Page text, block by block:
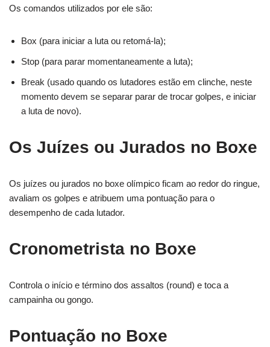
Os comandos utilizados por ele são:
Box (para iniciar a luta ou retomá-la);
Stop (para parar momentaneamente a luta);
Break (usado quando os lutadores estão em clinche, neste
momento devem se separar parar de trocar golpes, e iniciar
a luta de novo).
Os Juízes ou Jurados no Boxe
Os juízes ou jurados no boxe olímpico ficam ao redor do ringue,
avaliam os golpes e atribuem uma pontuação para o
desempenho de cada lutador.
Cronometrista no Boxe
Controla o início e término dos assaltos (round) e toca a
campainha ou gongo.
Pontuação no Boxe